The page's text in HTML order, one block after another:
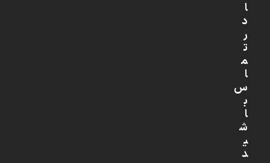
ا
د
ر
ت
م
ا
س
ب
ا
ش
ی
د